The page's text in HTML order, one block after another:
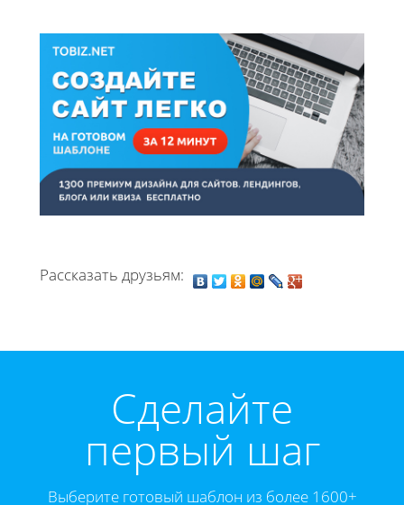
Рассказать друзьям:
Cделайте
первый шаг
Выберите готовый шаблон из более 1600+